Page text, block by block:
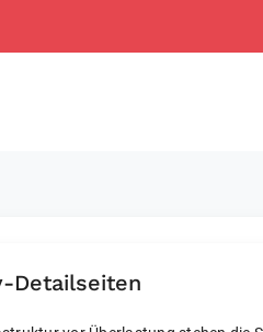
Detailseiten